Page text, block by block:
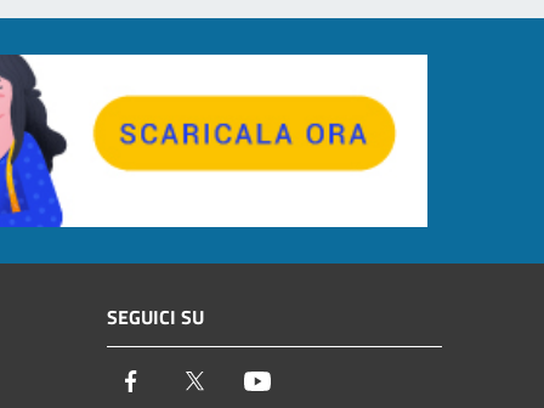
SEGUICI SU
Facebook Twitter